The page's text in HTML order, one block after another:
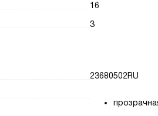
16
3
23680502RU